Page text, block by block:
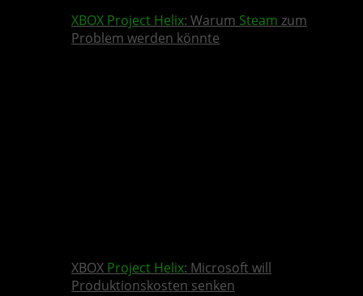
XBOX Project Helix: Warum Steam zum
Problem werden könnte
XBOX Project Helix: Microsoft will
Produktionskosten senken